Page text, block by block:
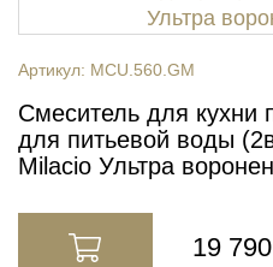
Артикул: MCU.560.GM
Смеситель для кухни
для питьевой воды
Milacio Ультра
19